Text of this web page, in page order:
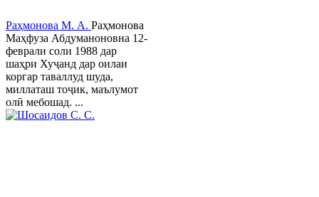
Раҳмонова М. А. Раҳмонова
Маҳфуза Абдуманоновна 12-
феврали соли 1988 дар
шаҳри Хуҷанд дар оилаи
коргар таваллуд шуда,
миллаташ тоҷик, маълумот
олӣ мебошад. ...